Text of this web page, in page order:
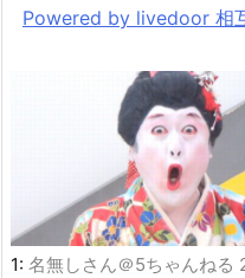
Powered by livedoor 相
1: 名無しさん＠5ちゃんねる